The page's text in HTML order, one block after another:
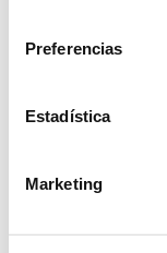
Preferencias
Estadística
Marketing